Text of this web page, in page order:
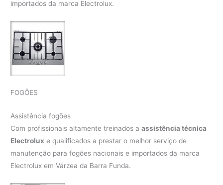
importados da marca Electrolux.
FOGÕES
Assistência fogões
Com profissionais altamente treinados aassistência técnica
Electrolux e qualificados a prestar o melhor serviço de
manutenção para fogões nacionais e importados da marca
Electrolux em Várzea da Barra Funda.